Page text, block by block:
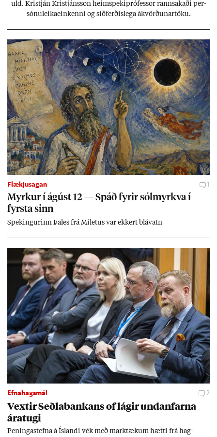
uld. Kristján Kristjáns­son heim­speki­pró­fess­or rann­sak­aði per­
sónu­leika­ein­kenni og sið­ferð­is­lega ákvörð­un­ar­töku.
Flækjusagan 1
Myrk­ur í ág­úst 12 — Spáð fyr­ir sól­myrkva í
fyrsta sinn
Spek­ing­ur­inn Þa­les frá Míletus var ekk­ert blá­vatn
Efnahagsmál 2
Vext­ir Seðla­bank­ans of lág­ir und­an­farna
ára­tugi
Pen­inga­stefna á Ís­landi vék með mark­tæk­um hætti frá hag­